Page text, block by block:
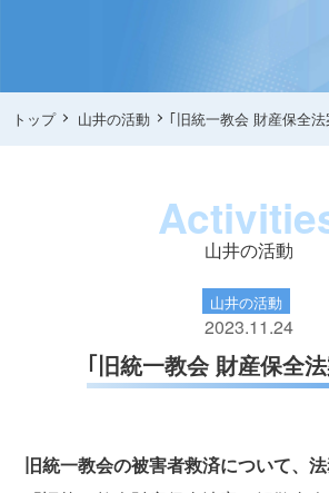
トップ 山井の活動 ｢旧統一教会 財産保全
山井の活動
山井の活動
2023.11.24
｢旧統一教会 財産保全
旧統一教会の被害者救済について、